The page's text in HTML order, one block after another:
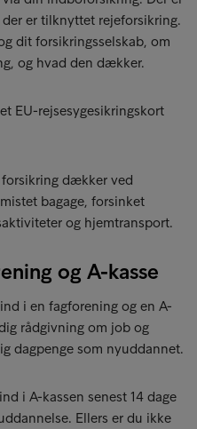
er tilknyttet rejeforsikring.
dit forsikringsselskab, om
og hvad den dækker.
EU-rejsesygesikringskort
dækker ved
bagage, forsinket
og hjemtransport.
og A-kasse
i en fagforening og en A-
rådgivning om job og
dagpenge som nyuddannet.
i A-kassen senest 14 dage
Ellers er du ikke